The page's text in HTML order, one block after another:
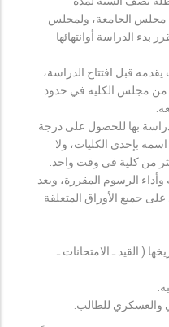
مجلس الجامعة، ولمجلس
بدء الدراسة أوانتهائها
قبل افتتاح الدراسة،
من مجلس الكلية في حدود
بها للحصول على درجة
بإحدى الكليات، ولا
من كلية في وقت واحد.
وأداء الرسوم المقررة، ويعد
جميع الأوراق المتعلقة
( القيد ـ الامتحانات ـ
والعسكري للطالب.